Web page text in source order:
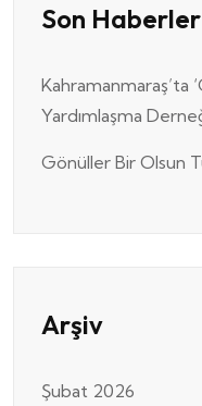
Son Haberler
Kahramanmaraş’ta
Yardımlaşma
Gönüller Bir Olsun
Arşiv
Şubat 2026